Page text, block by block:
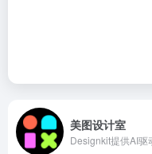
美图设计室